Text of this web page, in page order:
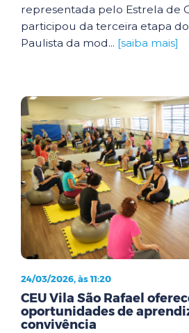
representada pelo Estrela de
participou da terceira etapa
Paulista da mod... [saiba mais]
24/03/2026, às 11:20
CEU Vila São Rafael
oportunidades de
convivência